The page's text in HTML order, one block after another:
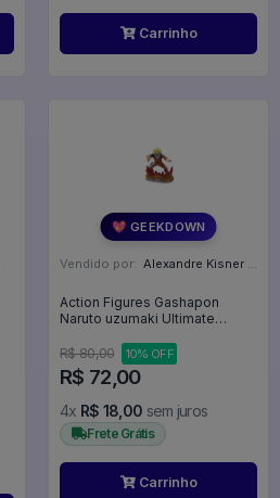
Carrinho
💖 GEEKDOWN
Vendido por: Alexandre Kisner - PR
Action Figures Gashapon
Naruto uzumaki Ultimate
R$ 80,00
10% OFF
R$ 72,00
4x R$ 18,00 sem juros
Frete Grátis
Carrinho